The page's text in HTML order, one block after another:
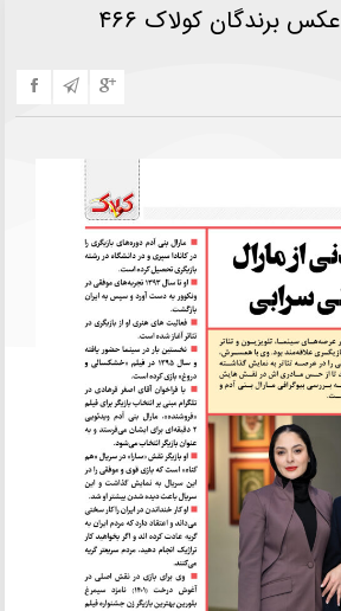
برندگان کولاک ۴۶۶